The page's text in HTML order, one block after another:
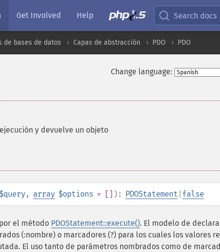
Get Involved Help Search docs
de bases de datos Capas de abstracción PDO PDO
Change language:
y devuelve un objeto
$query, array $options = [] ): PDOStatement false
el método PDOStatement::execute(). El modelo de
(:nombre) o marcadores (?) para los cuales los valores
El uso tanto de parámetros nombrados como de